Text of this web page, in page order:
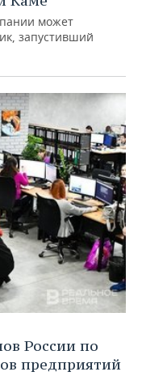
может
запустивший
России по
предприятий